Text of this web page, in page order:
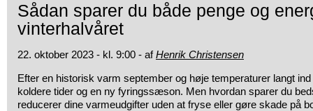
Sådan sparer du både penge og
vinterhalvåret
22. oktober 2023 - kl. 9:00 - afHenrik Christensen
Efter en historisk varm september og høje temperaturer langt
koldere tider og en ny fyringssæson. Men hvordan sparer du
reducerer dine varmeudgifter uden at fryse eller gøre skade på